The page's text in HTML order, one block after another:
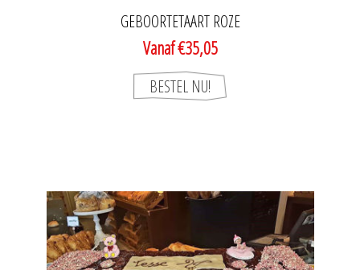
GEBOORTETAART ROZE
Vanaf €35,05